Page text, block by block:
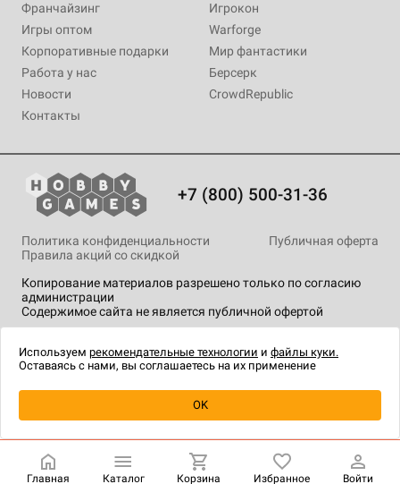
Уведомить о наличии
Франчайзинг
Игры оптом
Корпоративные подарки
Работа у нас
Новости
Контакты
Игрокон
Warforge
Мир фантастики
Берсерк
CrowdRepublic
+7 (800) 500-31-36
Копирование материалов разрешено только по согласию
администрации
Содержимое сайта не является публичной офертой
Политика конфиденциальности
Публичная оферта
Правила акций со скидкой
технологии.
Главная Каталог Корзина Избранное Войти
Используем рекомендательные технологии и файлы куки.
Оставаясь с нами, вы соглашаетесь на их применение
OK